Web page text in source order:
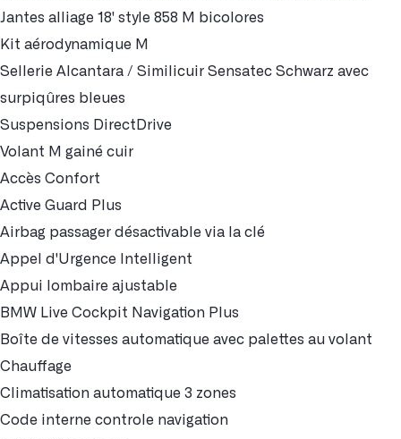
Jantes alliage 18' style 858 M bicolores
Kit aérodynamique M
Sellerie Alcantara / Similicuir Sensatec Schwarz avec
surpiqûres bleues
Suspensions DirectDrive
Volant M gainé cuir
Accès Confort
Active Guard Plus
Airbag passager désactivable via la clé
Appel d'Urgence Intelligent
Appui lombaire ajustable
BMW Live Cockpit Navigation Plus
Boîte de vitesses automatique avec palettes au volant
Chauffage
Climatisation automatique 3 zones
Code interne controle navigation